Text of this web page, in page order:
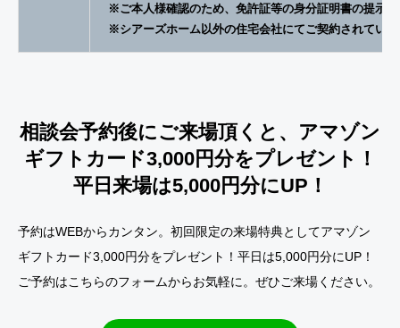
※ご本人様確認のため、免許証等の身分証明書の提示
※シアーズホーム以外の住宅会社にてご契約されてい
相談会予約後にご来場頂くと、アマゾン
ギフトカード3,000円分をプレゼント！
平日来場は5,000円分にUP！
予約はWEBからカンタン。初回限定の来場特典としてアマゾン
ギフトカード3,000円分をプレゼント！平日は5,000円分にUP！
ご予約はこちらのフォームからお気軽に。ぜひご来場ください。